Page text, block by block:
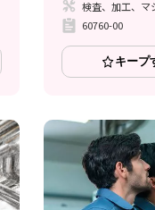
検査、加工、マ
60760-00
キープ